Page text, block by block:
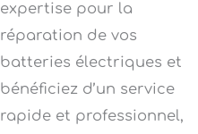
expertise pour la
réparation de vos
batteries électriques et
bénéficiez d’un service
rapide et professionnel,